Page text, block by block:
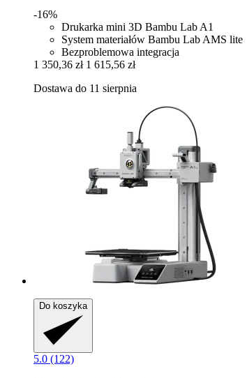
-16%
Drukarka mini 3D Bambu Lab A1
System materiałów Bambu Lab AMS lite
Bezproblemowa integracja
1 350,36 zł 1 615,56 zł
Dostawa do 11 sierpnia
Do koszyka
5.0 (122)